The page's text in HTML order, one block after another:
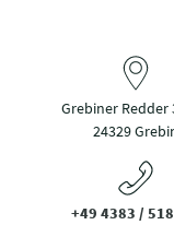
Grebiner Redder
24329
+49 4383 /